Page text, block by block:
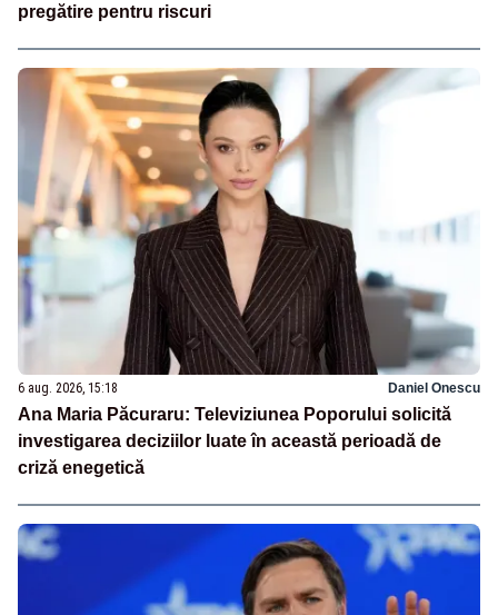
pregătire pentru riscuri
6 aug. 2026, 15:18 Daniel Onescu
Ana Maria Păcuraru: Televiziunea Poporului solicită
investigarea deciziilor luate în această perioadă de
criză enegetică